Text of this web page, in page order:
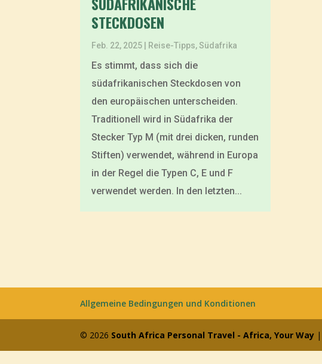
STECKDOSEN
Feb. 22, 2025 Reise-Tipps,Südafrika
Es stimmt, dass sich die
südafrikanischen Steckdosen von
den europäischen unterscheiden.
Traditionell wird in Südafrika der
Stecker Typ M (mit drei dicken, runden
Stiften) verwendet, während in Europa
in der Regel die Typen C, E und F
verwendet werden. In den letzten...
Allgemeine Bedingungen und Konditionen
© 2026 South Africa Personal Travel - Africa, Your Way |